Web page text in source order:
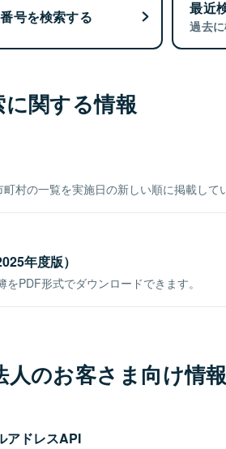
号を検索する 最近
過去
関する情報
村の一覧を実施日の新しい順に掲載して
年度版）
PDF形式でダウンロードできます。
人のお客さま向け情報
アドレスAPI